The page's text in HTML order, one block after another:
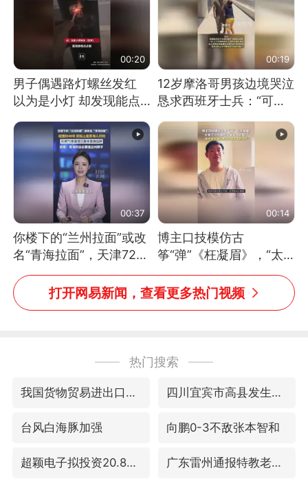
00:20
男子偶遇路灯螺丝发红
以为是小灯 却发现能点
燃香烟 当事人：已报警
处理
00:19
12岁摩洛哥男孩边境哭泣
恳求西班牙士兵：“可不
可以不要把我遣返回国”
00:37
你楼下的“兰州拉面”或改
名“青海拉面”，天津72家
面馆已集体更换招牌
00:14
博主口技模仿古
筝“弹”《枉凝眉》，“太
像了～你是吃古筝长大的
吗？”“或将成为首位考级
不带古筝的选手。”（来
打开网易新闻，查看更多热门视频
热门搜索
我国货物贸易进出口超30万亿元 四川宜宾市高县发生4.9级地震
台风白海豚加强 向鹏0-3不敌张本智和
超颖电子拟投资20.86亿建设新项目 广东雷州通报特教老师招聘违规事件